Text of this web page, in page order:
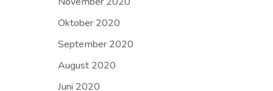
Oktober 2020
September 2020
August 2020
Juni 2020